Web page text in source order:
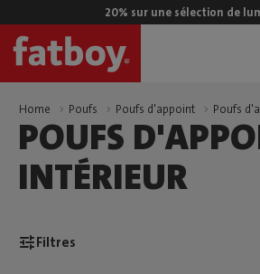
20% sur une sélection de
Home Poufs Poufs d'appoint Poufs
POUFS
INTÉRIEUR
Filtres